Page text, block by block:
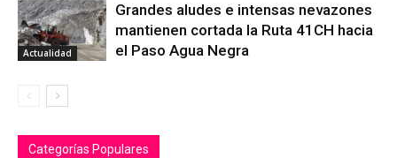
Actualidad
Grandes aludes e intensas nevazones
mantienen cortada la Ruta 41CH hacia
el Paso Agua Negra
Categorías Populares